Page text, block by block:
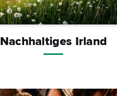
Nachhaltiges Irland